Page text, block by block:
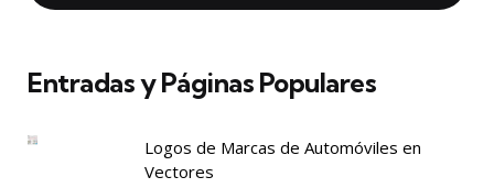
Entradas y Páginas Populares
Logos de Marcas de Automóviles en
Vectores